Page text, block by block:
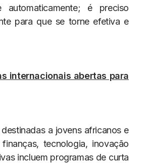
é preciso
para que se torne efetiva e
internacionais abertas para
a jovens africanos e
tecnologia, inovação
incluem programas de curta